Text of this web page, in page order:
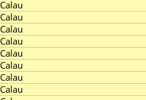
Calau
Calau
Calau
Calau
Calau
Calau
Calau
Calau